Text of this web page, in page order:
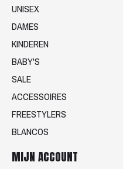
UNISEX
DAMES
KINDEREN
BABY'S
SALE
ACCESSOIRES
FREESTYLERS
BLANCOS
MIJN ACCOUNT